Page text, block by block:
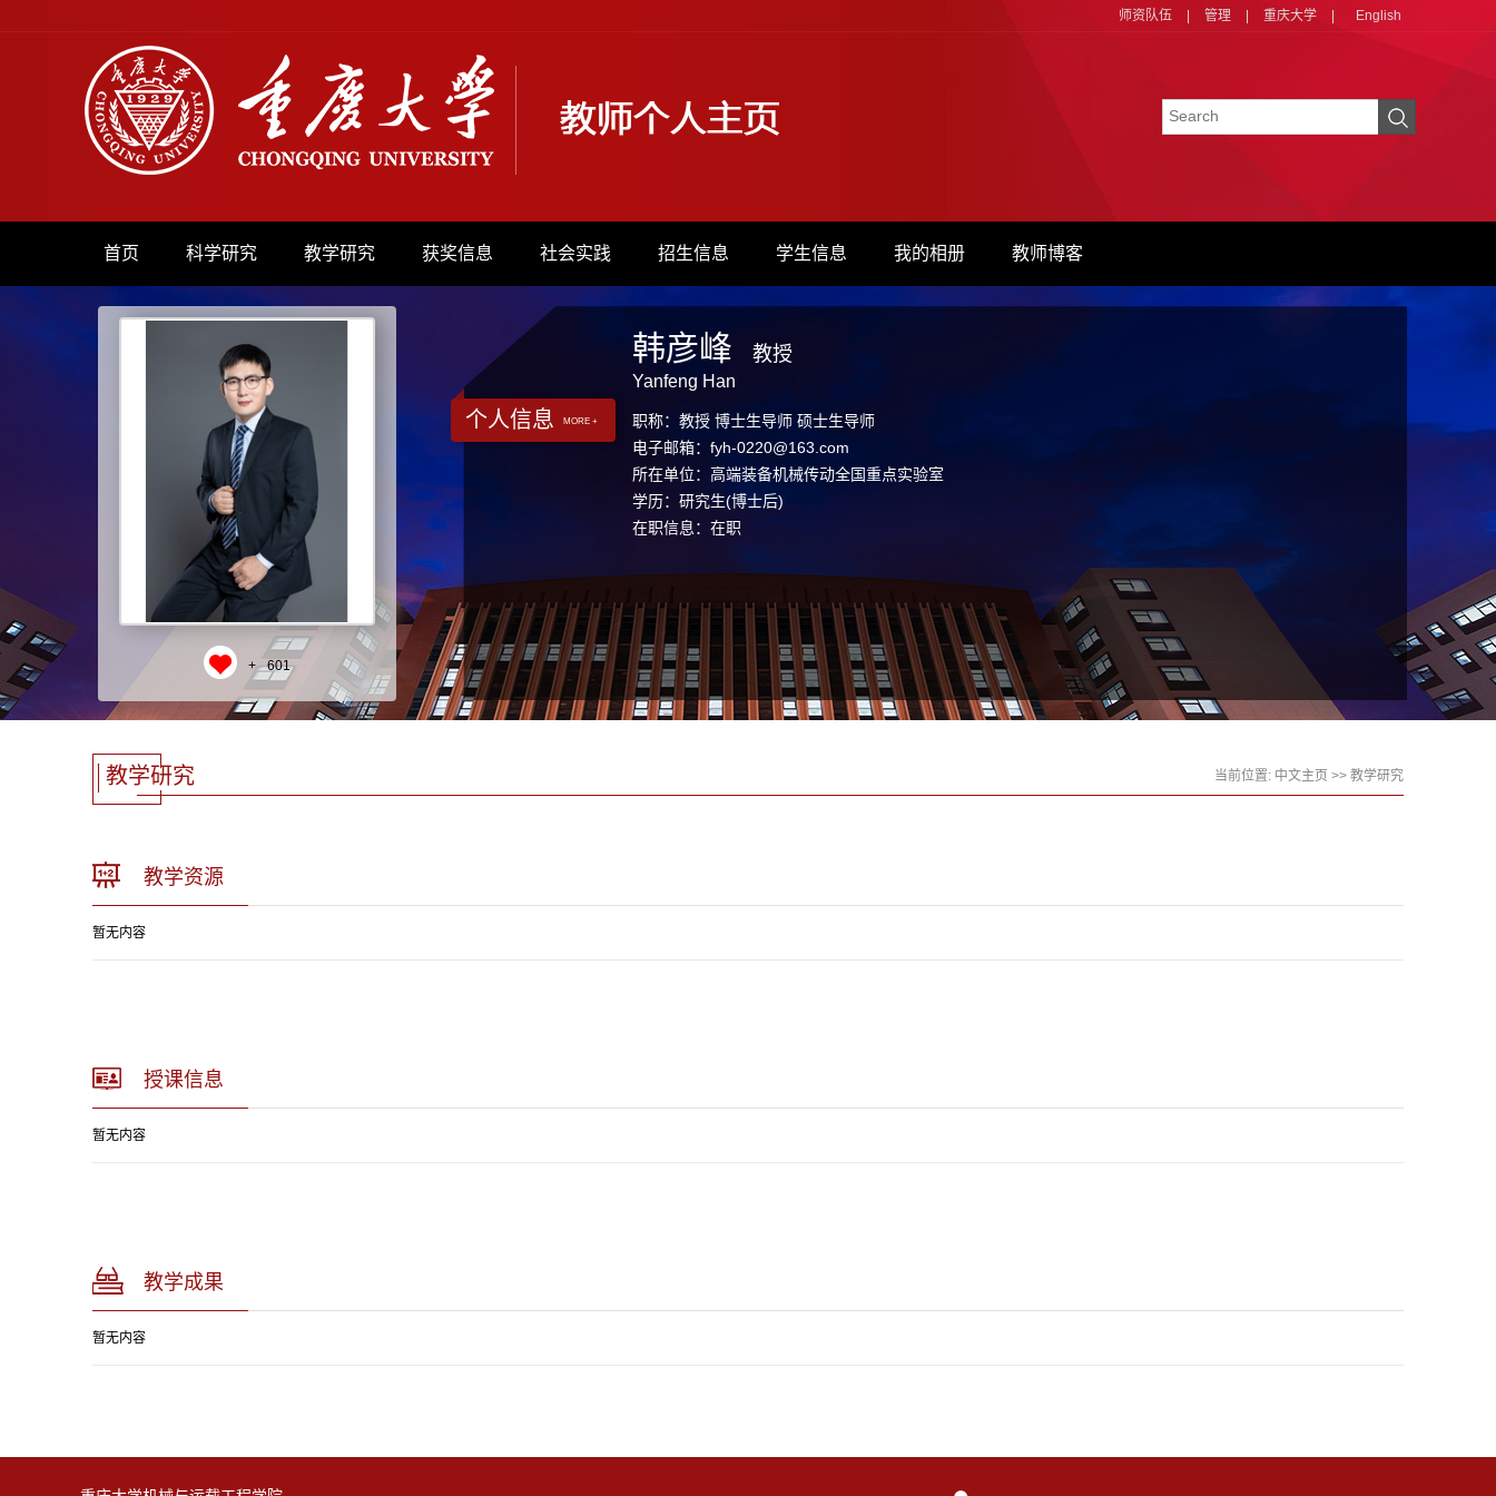
师资队伍 管理 重庆大学 English
首页 科学研究 教学研究 获奖信息 社会实践 招生信息 学生信息 我的相册 教师博客
+ 601
个人信息 MORE +
韩彦峰
Yanfeng Han
教授
职称：教授 博士生导师 硕士生导师
电子邮箱： fyh-0220@163.com
所在单位：高端装备机械传动全国重点实验室
学历：研究生(博士后)
在职信息：在职
教学研究 当前位置: 中文主页 >> 教学研究
教学资源
暂无内容
授课信息
暂无内容
教学成果
暂无内容